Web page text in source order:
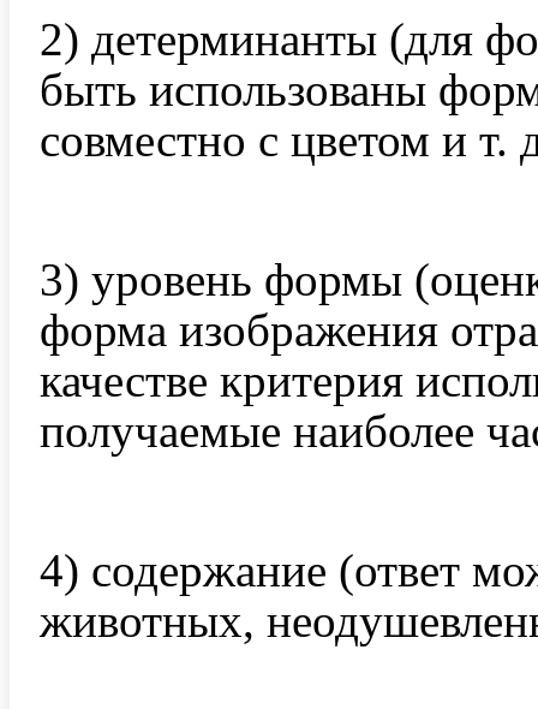
2) детерминанты (для
быть использованы
совместно с цветом и т.
3) уровень формы
форма изображения
качестве критерия
получаемые наиболее
4) содержание (ответ
животных,